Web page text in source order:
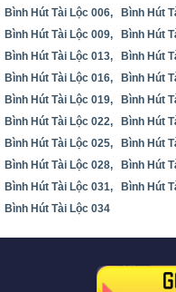
Bình Hút Tài Lộc 006,
Bình Hút
Bình Hút Tài Lộc 009,
Bình Hút
Bình Hút Tài Lộc 013,
Bình Hút
Bình Hút Tài Lộc 016,
Bình Hút
Bình Hút Tài Lộc 019,
Bình Hút
Bình Hút Tài Lộc 022,
Bình Hút
Bình Hút Tài Lộc 025,
Bình Hút
Bình Hút Tài Lộc 028,
Bình Hút
Bình Hút Tài Lộc 031,
Bình Hút
Bình Hút Tài Lộc 034